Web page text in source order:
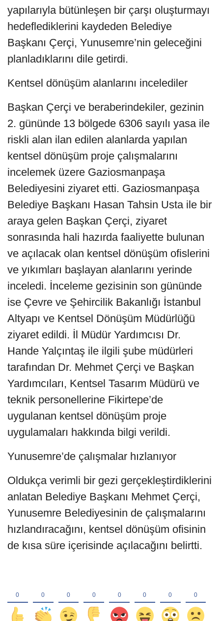
yapılarıyla bütünleşen bir çarşı oluşturmayı
hedeflediklerini kaydeden Belediye
Başkanı Çerçi, Yunusemre’nin geleceğini
planladıklarını dile getirdi.
Kentsel dönüşüm alanlarını incelediler
Başkan Çerçi ve beraberindekiler, gezinin
2. gününde 13 bölgede 6306 sayılı yasa ile
riskli alan ilan edilen alanlarda yapılan
kentsel dönüşüm proje çalışmalarını
incelemek üzere Gaziosmanpaşa
Belediyesini ziyaret etti. Gaziosmanpaşa
Belediye Başkanı Hasan Tahsin Usta ile bir
araya gelen Başkan Çerçi, ziyaret
sonrasında hali hazırda faaliyette bulunan
ve açılacak olan kentsel dönüşüm ofislerini
ve yıkımları başlayan alanlarını yerinde
inceledi. İnceleme gezisinin son gününde
ise Çevre ve Şehircilik Bakanlığı İstanbul
Altyapı ve Kentsel Dönüşüm Müdürlüğü
ziyaret edildi. İl Müdür Yardımcısı Dr.
Hande Yalçıntaş ile ilgili şube müdürleri
tarafından Dr. Mehmet Çerçi ve Başkan
Yardımcıları, Kentsel Tasarım Müdürü ve
teknik personellerine Fikirtepe’de
uygulanan kentsel dönüşüm proje
uygulamaları hakkında bilgi verildi.
Yunusemre’de çalışmalar hızlanıyor
Oldukça verimli bir gezi gerçekleştirdiklerini
anlatan Belediye Başkanı Mehmet Çerçi,
Yunusemre Belediyesinin de çalışmalarını
hızlandıracağını, kentsel dönüşüm ofisinin
de kısa süre içerisinde açılacağını belirtti.